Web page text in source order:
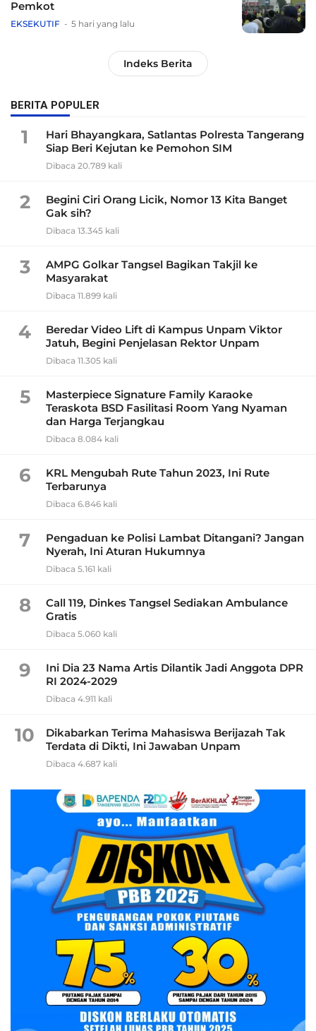
Pemkot
EKSEKUTIF 5 hari yang lalu
Indeks Berita
BERITA POPULER
1
Hari Bhayangkara, Satlantas Polresta Tangerang
Siap Beri Kejutan ke Pemohon SIM
Dibaca 20.789 kali
2
Begini Ciri Orang Licik, Nomor 13 Kita Banget
Gak sih?
Dibaca 13.345 kali
3
AMPG Golkar Tangsel Bagikan Takjil ke
Masyarakat
Dibaca 11.899 kali
4
Beredar Video Lift di Kampus Unpam Viktor
Jatuh, Begini Penjelasan Rektor Unpam
Dibaca 11.305 kali
5
Masterpiece Signature Family Karaoke
Teraskota BSD Fasilitasi Room Yang Nyaman
dan Harga Terjangkau
Dibaca 8.084 kali
6
KRL Mengubah Rute Tahun 2023, Ini Rute
Terbarunya
Dibaca 6.846 kali
7
Pengaduan ke Polisi Lambat Ditangani? Jangan
Nyerah, Ini Aturan Hukumnya
Dibaca 5.161 kali
8
Call 119, Dinkes Tangsel Sediakan Ambulance
Gratis
Dibaca 5.060 kali
9
Ini Dia 23 Nama Artis Dilantik Jadi Anggota DPR
RI 2024-2029
Dibaca 4.911 kali
10
Dikabarkan Terima Mahasiswa Berijazah Tak
Terdata di Dikti, Ini Jawaban Unpam
Dibaca 4.687 kali